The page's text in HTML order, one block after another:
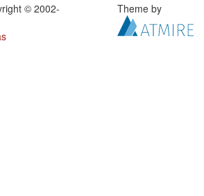
© 2002-
Theme by